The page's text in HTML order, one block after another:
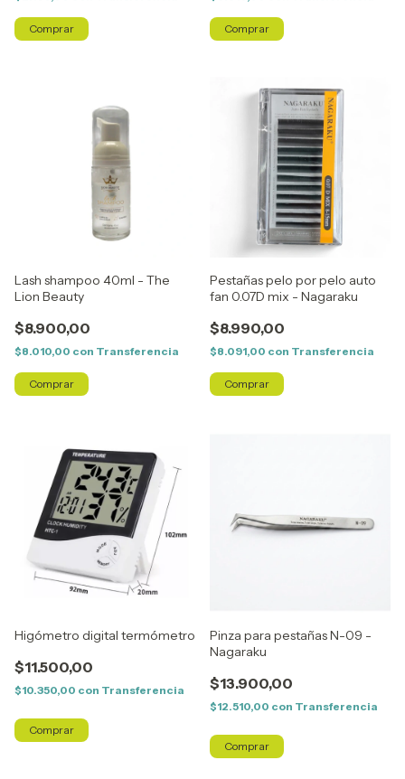
Lash shampoo 40ml - The
Lion Beauty
$8.900,00
$8.010,00 con Transferencia
Pestañas pelo por pelo auto
fan 0.07D mix - Nagaraku
$8.990,00
$8.091,00 con Transferencia
Higómetro digital termómetro
$11.500,00
$10.350,00 con Transferencia
Pinza para pestañas N-09 -
Nagaraku
$13.900,00
$12.510,00 con Transferencia